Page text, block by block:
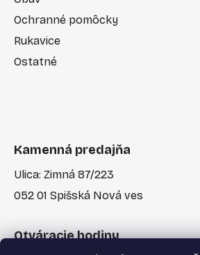
Ochranné pomôcky
Rukavice
Ostatné
Kamenná predajňa
Ulica: Zimná 87/223
052 01 Spišská Nová ves
Otváracie hodiny